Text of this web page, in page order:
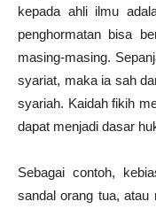
kepada ahli ilmu
penghormatan bisa
masing-masing.
syariat, maka ia sah
syariah. Kaidah fikih
dapat menjadi dasar
Sebagai contoh,
sandal orang tua, atau